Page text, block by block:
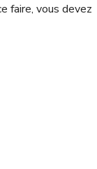
faire, vous devez